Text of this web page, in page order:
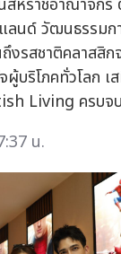
หราชอาณาจักร
ลนด์ วัฒนธรรมก
งรสชาติคลาสสิ
ผู้บริโภคทั่วโลก เ
Living ครบจ
น.